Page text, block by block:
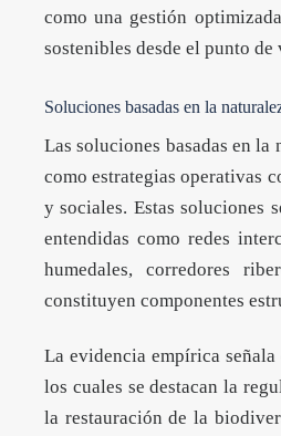
como una gestión
sostenibles desde el punto
Soluciones basadas en la
Las soluciones basadas en la
como estrategias operativas
y sociales. Estas soluciones
entendidas como redes
humedales, corredores
constituyen componentes
La evidencia empírica
los cuales se destacan la
la restauración de la